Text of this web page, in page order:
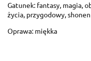
Gatunek: fantasy, magia,
życia, przygodowy, shonen
Oprawa: miękka